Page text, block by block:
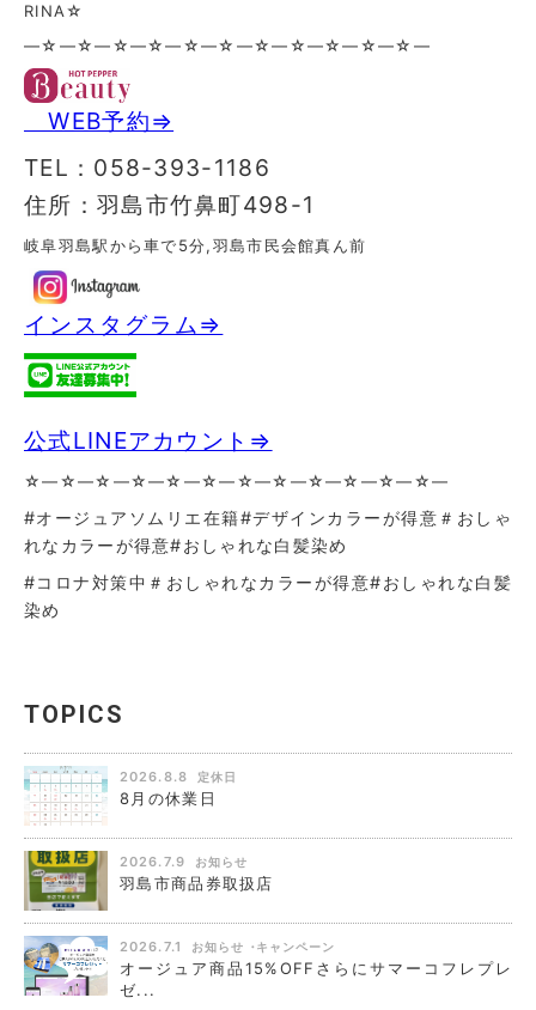
RINA☆
—☆—☆—☆—☆—☆—☆—☆—☆—☆—☆—☆—
WEB予約⇒
TEL：058-393-1186
住所：羽島市竹鼻町498-1
岐阜羽島駅から車で5分,羽島市民会館真ん前
インスタグラム⇒
公式LINEアカウント⇒
☆—☆—☆—☆—☆—☆—☆—☆—☆—☆—☆—☆—
#オージュアソムリエ在籍#デザインカラーが得意＃おしゃ
れなカラーが得意#おしゃれな白髪染め
#コロナ対策中＃おしゃれなカラーが得意#おしゃれな白髪
染め
TOPICS
2026.8.8 定休日
8月の休業日
2026.7.9 お知らせ
羽島市商品券取扱店
2026.7.1 お知らせ キャンペーン
オージュア商品15%OFFさらにサマーコフレプレ
ゼ...